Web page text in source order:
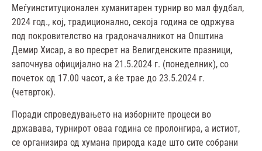
Меѓуинституционален хуманитарен турнир во мал фудбал,
2024 год., кој, традиционално, секоја година се одржува
под покровителство на градоначалникот на Општина
Демир Хисар, а во пресрет на Велигденските празници,
започнува официјално на 21.5.2024 г. (понеделник), со
почеток од 17.00 часот, а ќе трае до 23.5.2024 г.
(четврток).
Поради спроведувањето на изборните процеси во
државава, турнирот оваа година се пролонгира, а истиот,
се организира од хумана природа каде што сите собрани